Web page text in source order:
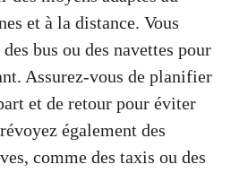
et à la distance. Vous
bus ou des navettes pour
Assurez-vous de planifier
et de retour pour éviter
également des
comme des taxis ou des